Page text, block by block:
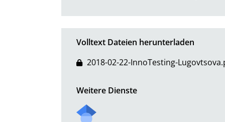
Volltext Dateien herunterladen
2018-02-22-InnoTesting-
Weitere Dienste